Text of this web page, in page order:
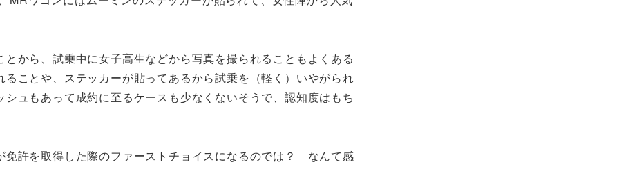
から、試乗中に女子高生などから写真を撮られることもよくある
ことや、ステッカーが貼ってあるから試乗を（軽く）いやがられ
ュもあって成約に至るケースも少なくないそうで、認知度はもち
許を取得した際のファーストチョイスになるのでは？ なんて感